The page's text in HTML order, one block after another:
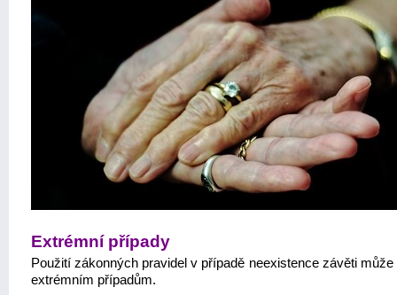
Extrémní případy
Použití zákonných pravidel v případě neexistence závěti
extrémním případům.